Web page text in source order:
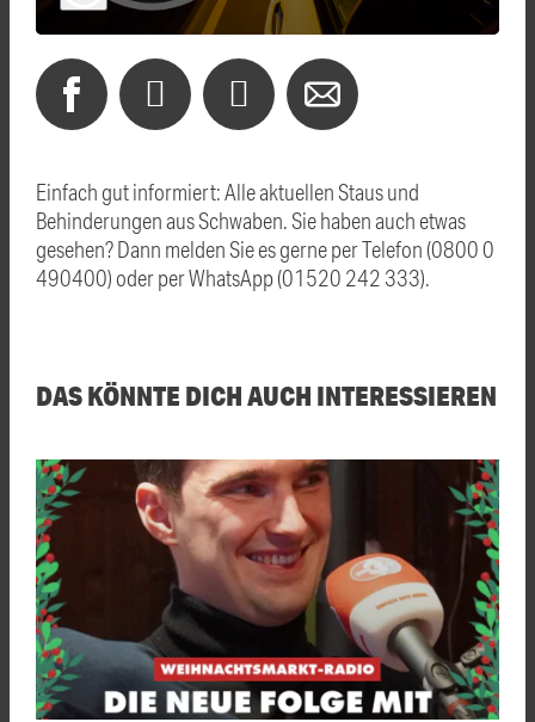
Einfach gut informiert: Alle aktuellen Staus und
Behinderungen aus Schwaben. Sie haben auch etwas
gesehen? Dann melden Sie es gerne per Telefon (0800 0
490400) oder per WhatsApp (01520 242 333).
DAS KÖNNTE DICH AUCH INTERESSIEREN